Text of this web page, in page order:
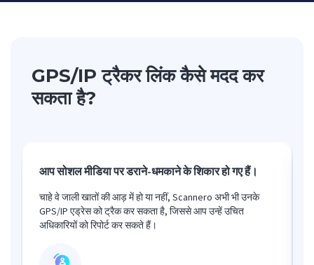
GPS/IP ट्रैकर लिंक कैसे मदद कर
सकता है?
आप सोशल मीडिया पर डराने-धमकाने के शिकार हो गए हैं।
चाहे वे जाली खातों की आड़ में हो या नहीं, Scannero अभी भी उनके
GPS/IP एड्रेस को ट्रैक कर सकता है, जिससे आप उन्हें उचित
अधिकारियों को रिपोर्ट कर सकते हैं।